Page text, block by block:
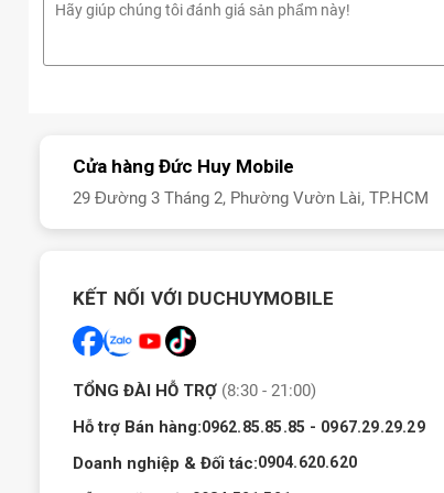
realme C100 4G có mấy màu?
Cửa hàng Đức Huy Mobile
29 Đường 3 Tháng 2, Phường Vườn Lài, TP.HCM
KẾT NỐI VỚI DUCHUYMOBILE
TỔNG ĐÀI HỖ TRỢ (8:30 - 21:00)
Hỗ trợ Bán hàng:0962.85.85.85 - 0967.29.29.29
Doanh nghiệp & Đối tác:0904.620.620